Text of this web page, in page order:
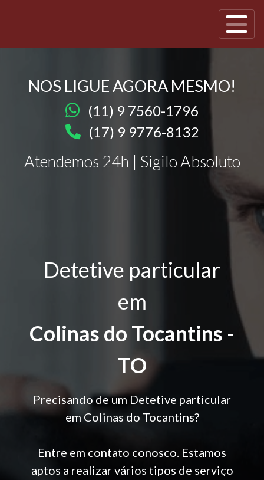
NOS LIGUE AGORA MESMO!
(11) 9 7560-1796
(17) 9 9776-8132
Atendemos 24h | Sigilo Absoluto
Detetive particular
em
Colinas do Tocantins -
TO
Precisando de um Detetive particular
em Colinas do Tocantins?
Entre em contato conosco. Estamos
aptos a realizar vários tipos de serviço